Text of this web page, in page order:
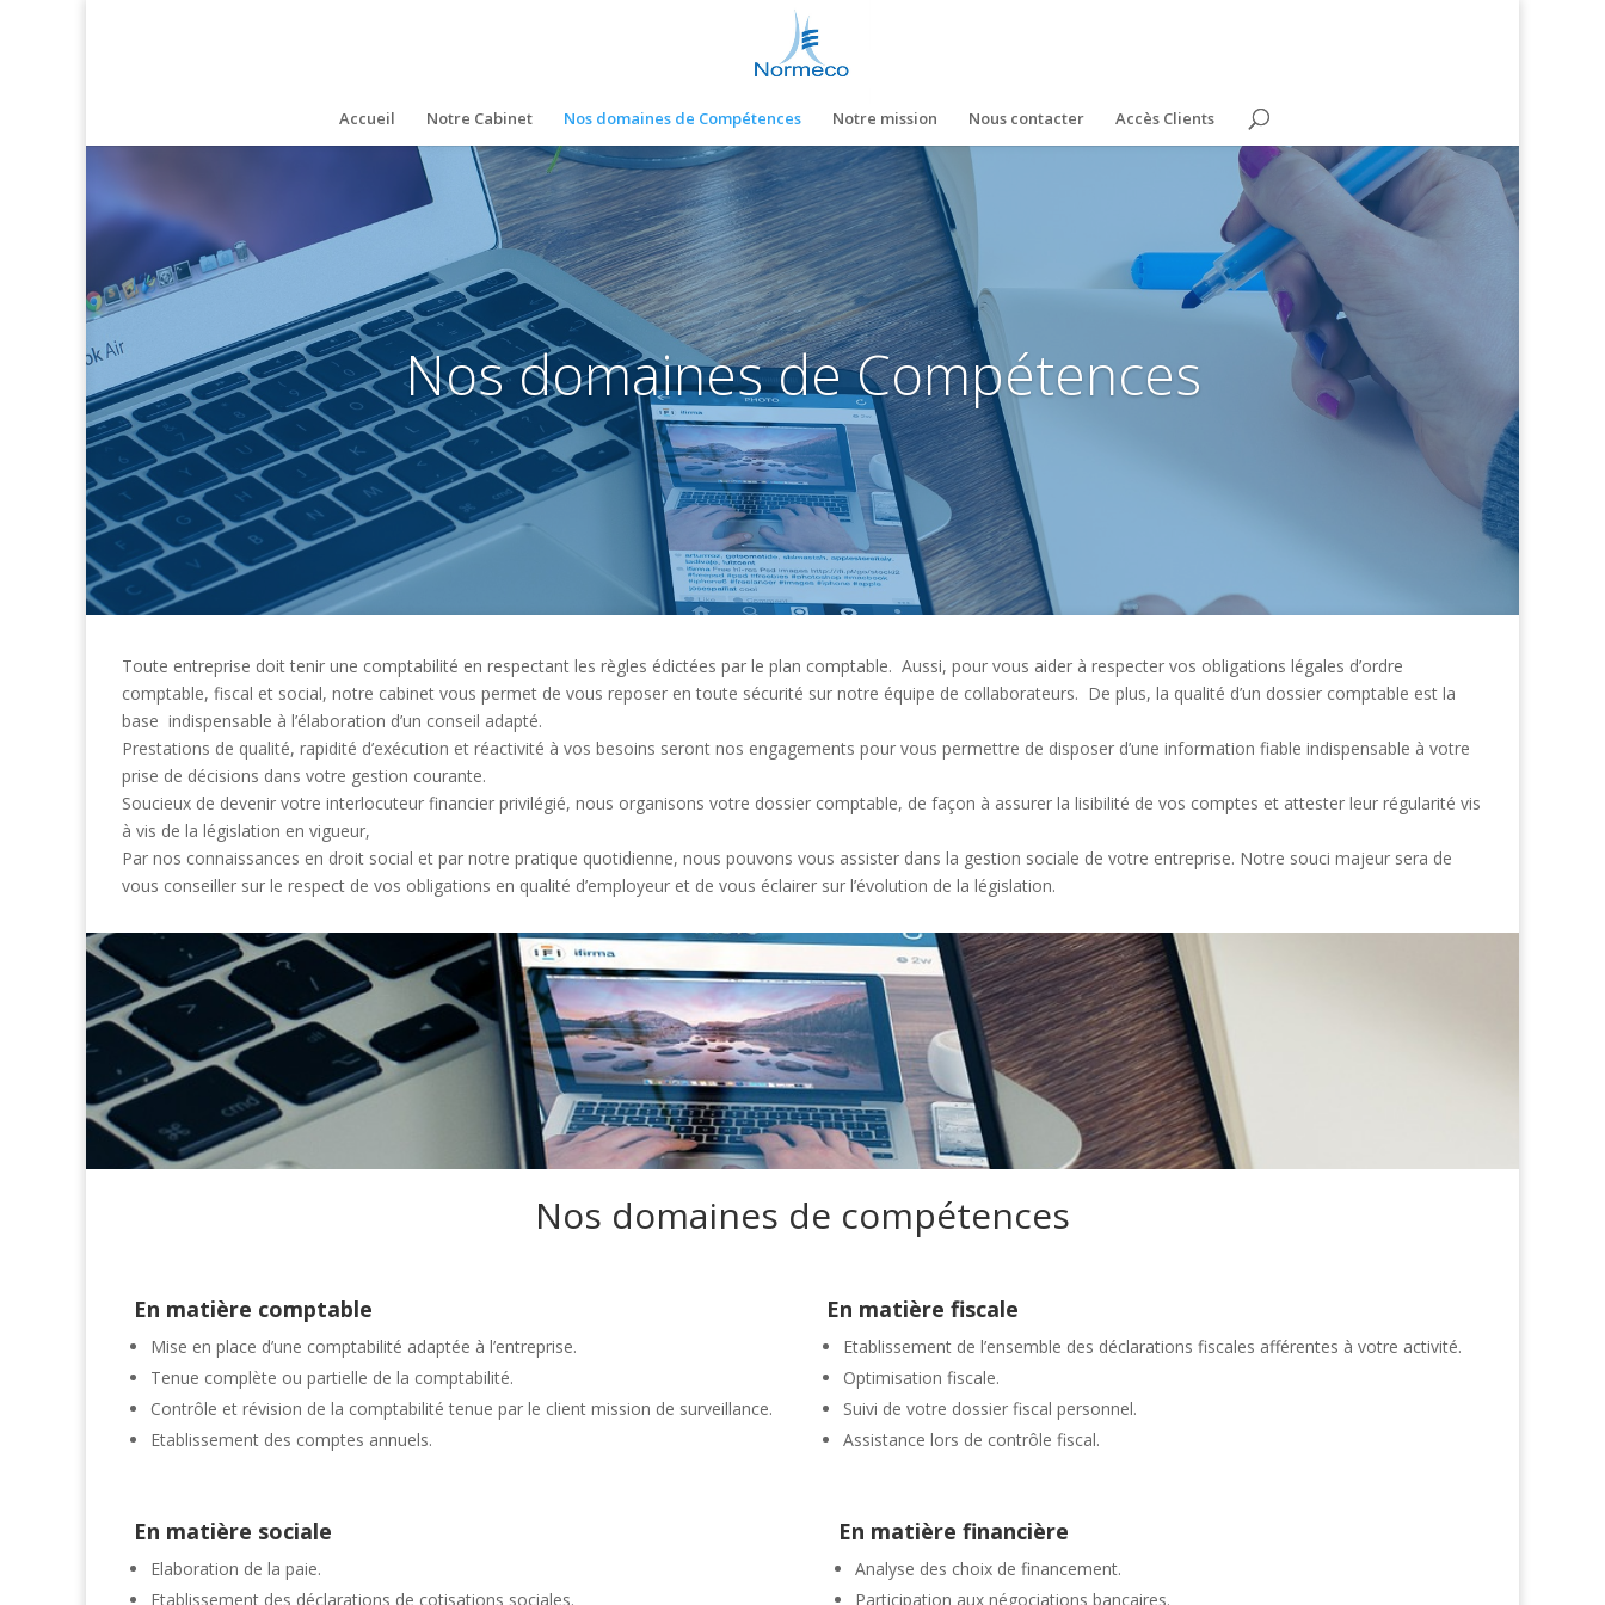
Accueil Notre Cabinet Nos domaines de Compétences Notre mission Nous contacter Accès Clients
Nos domaines de Compétences
Toute entreprise doit tenir une comptabilité en respectant les règles édictées par le plan comptable. Aussi, pour vous aider à respecter vos obligations légales d’ordre
comptable, fiscal et social, notre cabinet vous permet de vous reposer en toute sécurité sur notre équipe de collaborateurs. De plus, la qualité d’un dossier comptable est la
base indispensable à l’élaboration d’un conseil adapté.
Prestations de qualité, rapidité d’exécution et réactivité à vos besoins seront nos engagements pour vous permettre de disposer d’une information fiable indispensable à votre
prise de décisions dans votre gestion courante.
Soucieux de devenir votre interlocuteur financier privilégié, nous organisons votre dossier comptable, de façon à assurer la lisibilité de vos comptes et attester leur régularité vis
à vis de la législation en vigueur,
Par nos connaissances en droit social et par notre pratique quotidienne, nous pouvons vous assister dans la gestion sociale de votre entreprise. Notre souci majeur sera de
vous conseiller sur le respect de vos obligations en qualité d’employeur et de vous éclairer sur l’évolution de la législation.
Nos domaines de compétences
En matière comptable
Mise en place d’une comptabilité adaptée à l’entreprise.
Tenue complète ou partielle de la comptabilité.
Contrôle et révision de la comptabilité tenue par le client mission de surveillance.
Etablissement des comptes annuels.
En matière fiscale
Etablissement de l’ensemble des déclarations fiscales afférentes à votre activité.
Optimisation fiscale.
Suivi de votre dossier fiscal personnel.
Assistance lors de contrôle fiscal.
En matière sociale
Elaboration de la paie.
Etablissement des déclarations de cotisations sociales.
En matière financière
Analyse des choix de financement.
Participation aux négociations bancaires.